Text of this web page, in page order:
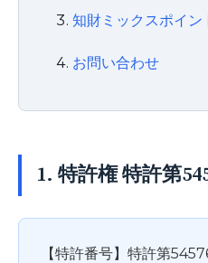
知財ミックスポイン
お問い合わせ
1. 特許権 特許第
【特許番号】特許第